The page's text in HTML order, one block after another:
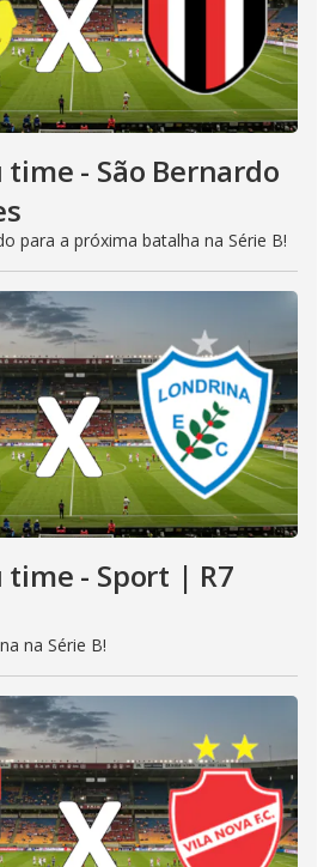
time - São Bernardo
para a próxima batalha na Série B!
time - Sport | R7
na Série B!